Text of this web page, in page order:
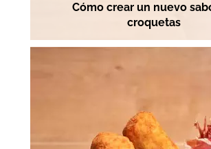
Cómo crear un nuevo
croquetas